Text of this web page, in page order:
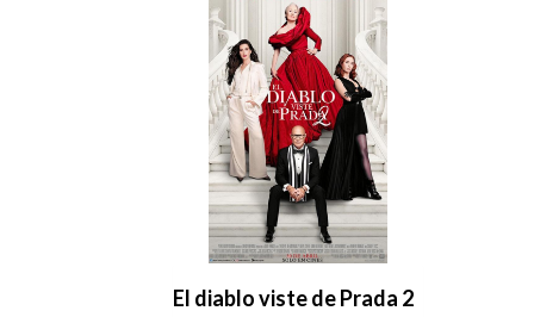
El diablo viste de Prada 2